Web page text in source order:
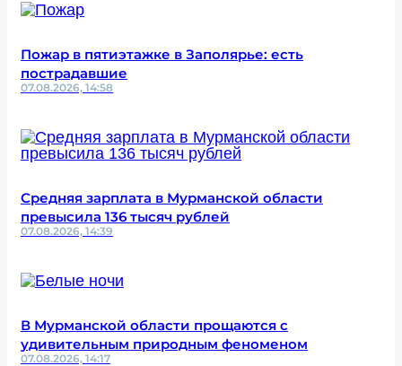
Пожар в пятиэтажке в Заполярье: есть
пострадавшие
07.08.2026, 14:58
Средняя зарплата в Мурманской области
превысила 136 тысяч рублей
07.08.2026, 14:39
В Мурманской области прощаются с
удивительным природным феноменом
07.08.2026, 14:17